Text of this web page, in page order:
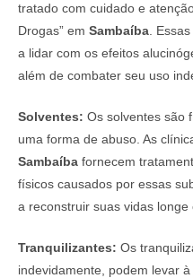
tratado com cuidado e
Drogas” em Sambaíba .
a lidar com os efeitos
além de combater seu uso
Solventes: Os solventes são
uma forma de abuso. As
Sambaíba fornecem
físicos causados por essas
a reconstruir suas vidas longe
Tranquilizantes: Os
indevidamente, podem levar